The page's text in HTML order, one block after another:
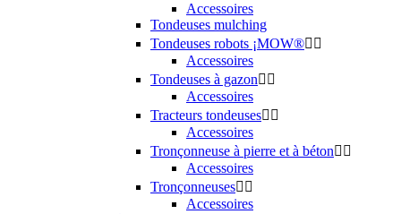
Accessoires
Tondeuses mulching
Tondeuses robots ¡MOW® 
Accessoires
Tondeuses à gazon 
Accessoires
Tracteurs tondeuses 
Accessoires
Tronçonneuse à pierre et à béton 
Accessoires
Tronçonneuses 
Accessoires